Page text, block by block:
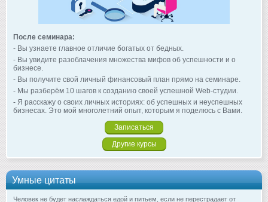
После семинара:
- Вы узнаете главное отличие богатых от бедных.
- Вы увидите разоблачения множества мифов об успешности и о
бизнесе.
- Вы получите свой личный финансовый план прямо на семинаре.
- Мы разберём 10 шагов к созданию своей успешной Web-студии.
- Я расскажу о своих личных историях: об успешных и неуспешных
бизнесах. Это мой многолетний опыт, которым я поделюсь с Вами.
Записаться
Другие курсы
Умные цитаты
Человек не будет наслаждаться едой и питьем, если не перестрадает от